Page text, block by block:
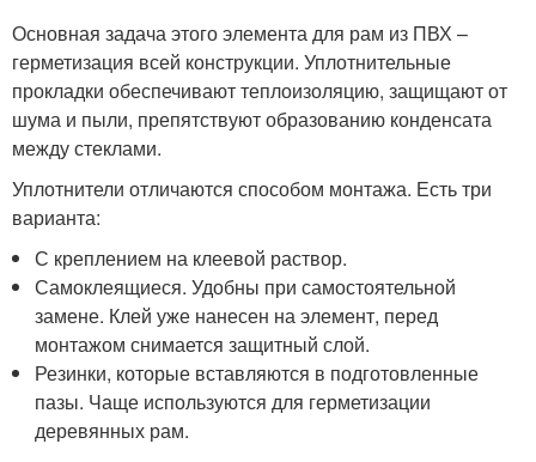
Основная задача этого элемента для рам из ПВХ –
герметизация всей конструкции. Уплотнительные
прокладки обеспечивают теплоизоляцию, защищают от
шума и пыли, препятствуют образованию конденсата
между стеклами.
Уплотнители отличаются способом монтажа. Есть три
варианта:
С креплением на клеевой раствор.
Самоклеящиеся. Удобны при самостоятельной
замене. Клей уже нанесен на элемент, перед
монтажом снимается защитный слой.
Резинки, которые вставляются в подготовленные
пазы. Чаще используются для герметизации
деревянных рам.